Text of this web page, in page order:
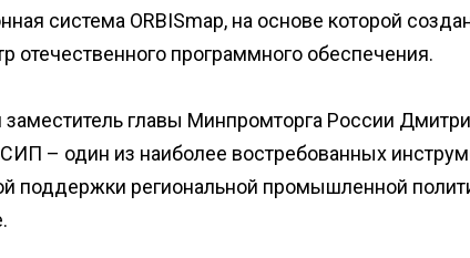
система ORBISmap, на основе которой
отечественного программного обеспечения.
заместитель главы Минпромторга России
– один из наиболее востребованных
поддержки региональной промышленной